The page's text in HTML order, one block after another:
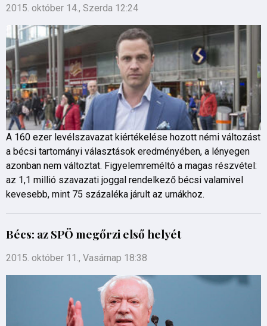
2015. október 14., Szerda 12:24
A 160 ezer levélszavazat kiértékelése hozott némi változást
a bécsi tartományi választások eredményében, a lényegen
azonban nem változtat. Figyelemreméltó a magas részvétel:
az 1,1 millió szavazati joggal rendelkező bécsi valamivel
kevesebb, mint 75 százaléka járult az urnákhoz.
Bécs: az SPÖ megőrzi első helyét
2015. október 11., Vasárnap 18:38